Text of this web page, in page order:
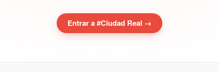
Entrar a #Ciudad Real →